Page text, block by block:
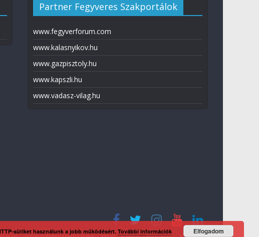
Partner Fegyveres Szakportálok
www.fegyverforum.com
www.kalasnyikov.hu
www.gazpisztoly.hu
www.kapszli.hu
www.vadasz-vilag.hu
sütiket használunk a jobb működésért. További információk Elfogadom